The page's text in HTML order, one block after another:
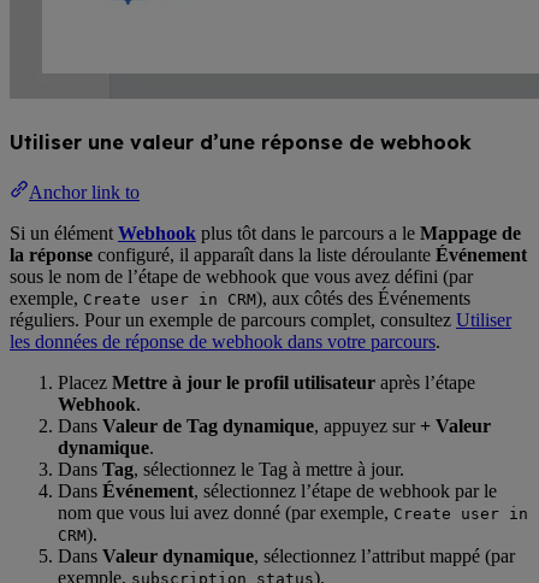
Utiliser une valeur d’une réponse de webhook
Anchor link to
Si un élément Webhook plus tôt dans le parcours a le Mappage de
la réponse configuré, il apparaît dans la liste déroulante Événement
sous le nom de l’étape de webhook que vous avez défini (par
exemple, Create user in CRM), aux côtés des Événements
réguliers. Pour un exemple de parcours complet, consultez Utiliser
les données de réponse de webhook dans votre parcours.
Placez Mettre à jour le profil utilisateur après l’étape
Webhook.
Dans Valeur de Tag dynamique, appuyez sur + Valeur
dynamique.
Dans Tag, sélectionnez le Tag à mettre à jour.
Dans Événement, sélectionnez l’étape de webhook par le
nom que vous lui avez donné (par exemple, Create user in
CRM).
Dans Valeur dynamique, sélectionnez l’attribut mappé (par
exemple, subscription_status).